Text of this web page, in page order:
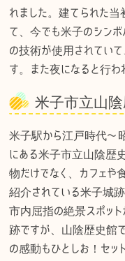
れました。建てられた
て、今でも米子のシン
の技術が使用されていて
す。また夜になると行わ
米子市立山陰
米子駅から江戸時代〜
にある米子市立山陰歴
物だけでなく、カフェや
紹介されている米子城跡
市内屈指の絶景スポッ
跡ですが、山陰歴史館
の感動もひとしお！セッ